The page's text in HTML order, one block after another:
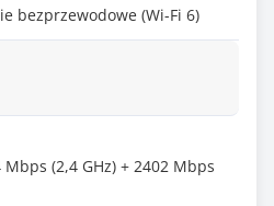
bezprzewodowe (Wi-Fi 6)
(2,4 GHz) + 2402 Mbps